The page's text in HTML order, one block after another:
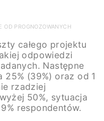
OD PROGNOZOWANYCH
całego projektu
odpowiedzi
Następne
25% (39%) oraz od 1
rzadziej
50%, sytuacja
respondentów.